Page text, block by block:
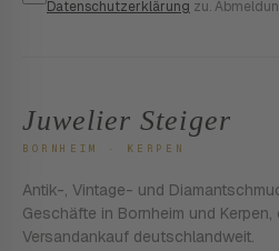
Datenschutzerklärung zu.
Juwelier Steiger
BORNHEIM · KERPEN
Antik-, Vintage- und
Geschäfte in Bornheim und Kerpen,
Versandankauf deutschlandweit.